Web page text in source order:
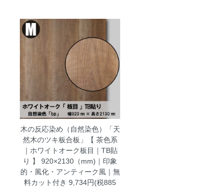
木の反応染め（自然染色）「天
然木のツキ板合板」【 茶色系
｜ホワイトオーク板目｜TB貼
り 】 920×2130（mm)｜印象
的・風化・アンティーク風｜無
料カット付き 9,734円(税885